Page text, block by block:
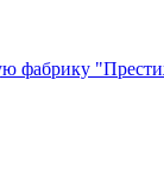
фабрику